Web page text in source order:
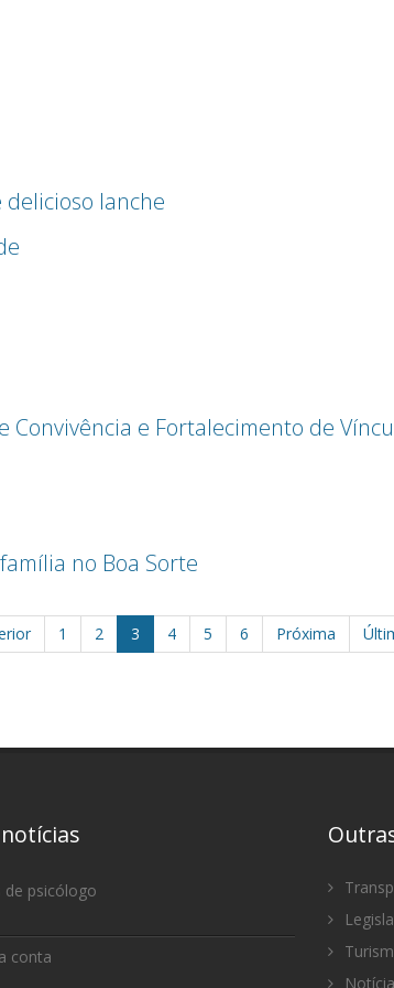
delicioso lanche
Convivência e Fortalecimento de
no Boa Sorte
1 2 3 4 5 6 Próxima
de psicólogo
conta